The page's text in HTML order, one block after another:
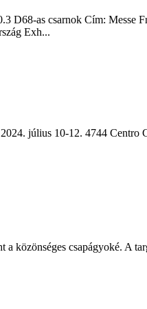
D68-as csarnok Cím: Messe
Exh...
július 10-12. 4744 Centro
közönséges csapágyoké. A